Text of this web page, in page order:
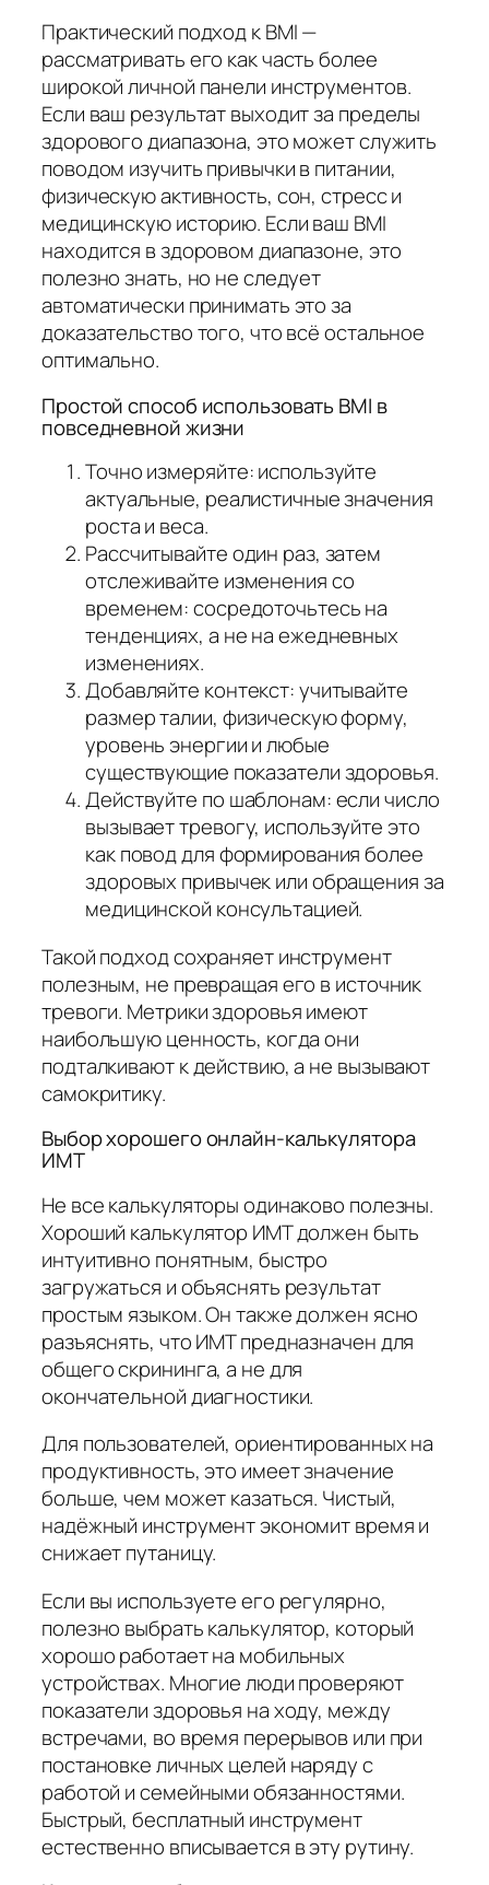
Практический подход к BMI —
рассматривать его как часть более
широкой личной панели инструментов.
Если ваш результат выходит за пределы
здорового диапазона, это может служить
поводом изучить привычки в питании,
физическую активность, сон, стресс и
медицинскую историю. Если ваш BMI
находится в здоровом диапазоне, это
полезно знать, но не следует
автоматически принимать это за
доказательство того, что всё остальное
оптимально.
Простой способ использовать BMI в
повседневной жизни
Точно измеряйте: используйте
актуальные, реалистичные значения
роста и веса.
Рассчитывайте один раз, затем
отслеживайте изменения со
временем: сосредоточьтесь на
тенденциях, а не на ежедневных
изменениях.
Добавляйте контекст: учитывайте
размер талии, физическую форму,
уровень энергии и любые
существующие показатели здоровья.
Действуйте по шаблонам: если число
вызывает тревогу, используйте это
как повод для формирования более
здоровых привычек или обращения за
медицинской консультацией.
Такой подход сохраняет инструмент
полезным, не превращая его в источник
тревоги. Метрики здоровья имеют
наибольшую ценность, когда они
подталкивают к действию, а не вызывают
самокритику.
Выбор хорошего онлайн-калькулятора
ИМТ
Не все калькуляторы одинаково полезны.
Хороший калькулятор ИМТ должен быть
интуитивно понятным, быстро
загружаться и объяснять результат
простым языком. Он также должен ясно
разъяснять, что ИМТ предназначен для
общего скрининга, а не для
окончательной диагностики.
Для пользователей, ориентированных на
продуктивность, это имеет значение
больше, чем может казаться. Чистый,
надёжный инструмент экономит время и
снижает путаницу.
Если вы используете его регулярно,
полезно выбрать калькулятор, который
хорошо работает на мобильных
устройствах. Многие люди проверяют
показатели здоровья на ходу, между
встречами, во время перерывов или при
постановке личных целей наряду с
работой и семейными обязанностями.
Быстрый, бесплатный инструмент
естественно вписывается в эту рутину.